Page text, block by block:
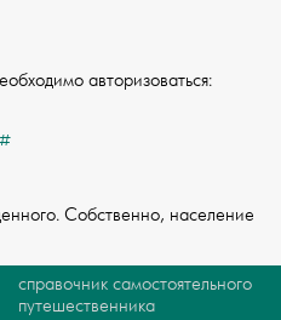
авторизоваться:
#
Собственно, население
справочник самостоятельного
путешественника